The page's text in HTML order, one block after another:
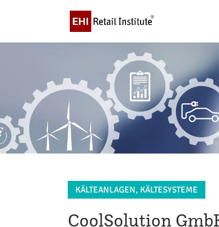
KÄLTEANLAGEN, KÄLTESYSTEME
CoolSolution